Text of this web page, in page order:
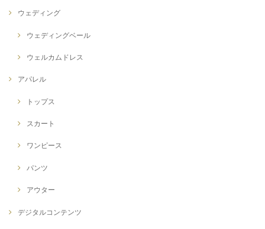
ウェディング
ウェディングベール
ウェルカムドレス
アパレル
トップス
スカート
ワンピース
パンツ
アウター
デジタルコンテンツ